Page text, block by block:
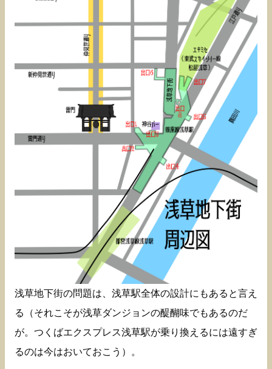
浅草地下街の問題は、浅草駅全体の設計にもあると言え
る（それこそが浅草ダンジョンの醍醐味でもあるのだ
が。つくばエクスプレス浅草駅が乗り換えるには遠すぎ
るのは今はおいておこう）。